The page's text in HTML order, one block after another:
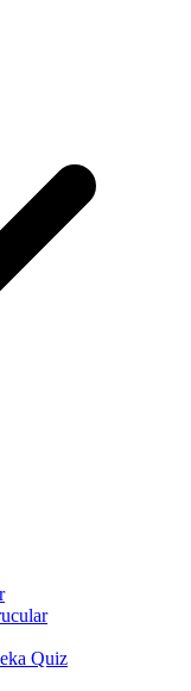
Quiz